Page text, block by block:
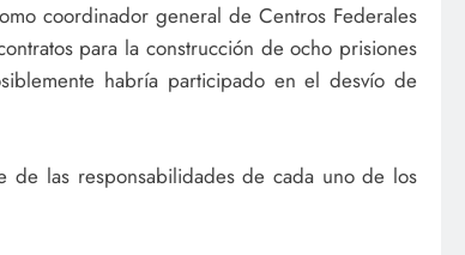
coordinador general de Centros Federales
para la construcción de ocho prisiones
habría participado en el desvío de
de las responsabilidades de cada uno de los